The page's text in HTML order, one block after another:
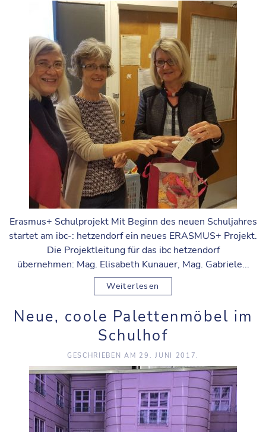
Erasmus+ Schulprojekt Mit Beginn des neuen Schuljahres
startet am ibc-: hetzendorf ein neues ERASMUS+ Projekt.
Die Projektleitung für das ibc hetzendorf
übernehmen: Mag. Elisabeth Kunauer, Mag. Gabriele...
Weiterlesen
Neue, coole Palettenmöbel im
Schulhof
GESCHRIEBEN AM 29. JUNI 2017.